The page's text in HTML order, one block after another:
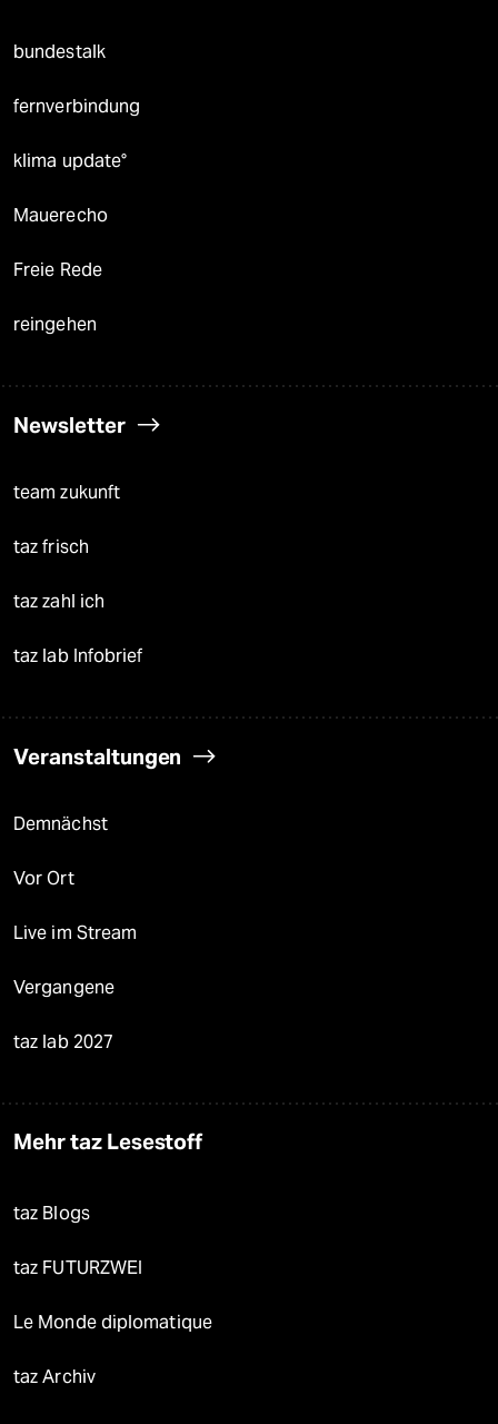
bundestalk
fernverbindung
klima update°
Mauerecho
Freie Rede
reingehen
Newsletter
team zukunft
taz frisch
taz zahl ich
taz lab Infobrief
Veranstaltungen
Demnächst
Vor Ort
Live im Stream
Vergangene
taz lab 2027
Mehr taz Lesestoff
taz Blogs
taz FUTURZWEI
Le Monde diplomatique
taz Archiv